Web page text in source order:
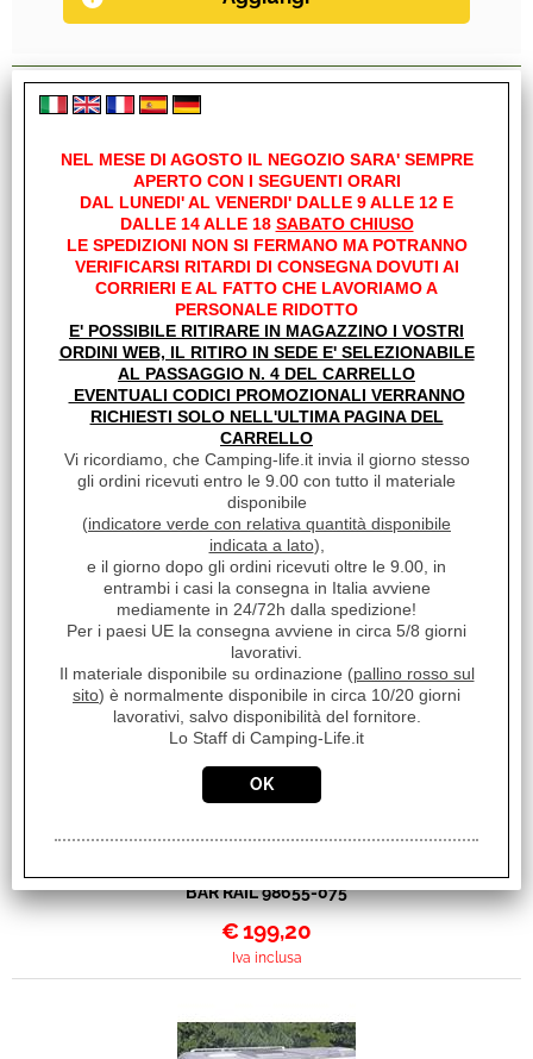
Servizi
Avvisami quando diminuisce il prezzo
Condividi
Richiedi informazioni
FIXING-BAR CARRY-BIKE
Coppia di barre di rinforzo lunghe 240 cm
ideali per veicoli con pareti posteriori senza rinforzi interni.
Sito Fiamma
Istruzioni installazione
I clienti che hanno acquistato questo prodotto,
hanno scelto anche questi articoli
BARRE DA TETTO FIXING
BAR RAIL 98655-075
€199,20
Iva inclusa
NEL MESE DI AGOSTO IL NEGOZIO SARA' SEMPRE
APERTO CON I SEGUENTI ORARI
DAL LUNEDI' AL VENERDI' DALLE 9 ALLE 12 E
DALLE 14 ALLE 18 SABATO CHIUSO
LE SPEDIZIONI NON SI FERMANO MA POTRANNO
VERIFICARSI RITARDI DI CONSEGNA DOVUTI AI
CORRIERI E AL FATTO CHE LAVORIAMO A
PERSONALE RIDOTTO
E' POSSIBILE RITIRARE IN MAGAZZINO I VOSTRI
ORDINI WEB, IL RITIRO IN SEDE E' SELEZIONABILE
AL PASSAGGIO N. 4 DEL CARRELLO
EVENTUALI CODICI PROMOZIONALI VERRANNO
RICHIESTI SOLO NELL'ULTIMA PAGINA DEL
CARRELLO
Vi ricordiamo, che Camping-life.it invia il giorno stesso
gli ordini ricevuti entro le 9.00 con tutto il materiale
disponibile
(indicatore verde con relativa quantità disponibile
indicata a lato),
e il giorno dopo gli ordini ricevuti oltre le 9.00, in
entrambi i casi la consegna in Italia avviene
mediamente in 24/72h dalla spedizione!
Per i paesi UE la consegna avviene in circa 5/8 giorni
lavorativi.
Il materiale disponibile su ordinazione (pallino rosso sul
sito) è normalmente disponibile in circa 10/20 giorni
lavorativi, salvo disponibilità del fornitore.
Lo Staff di Camping-Life.it